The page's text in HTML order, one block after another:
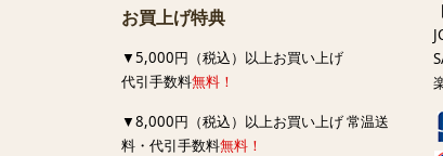
お買上げ特典
▼5,000円（税込）以上お買い上げ
代引手数料無料！
▼8,000円（税込）以上お買い上げ 常温送
料・代引手数料無料！